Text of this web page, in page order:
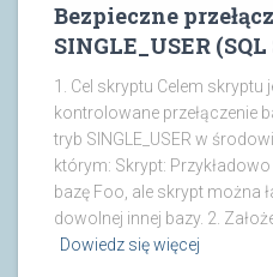
Bezpieczne
SINGLE_USER
1. Cel skryptu Celem skryptu
kontrolowane przełączenie
tryb SINGLE_USER w
którym: Skrypt:
bazę Foo, ale skrypt można
dowolnej innej bazy. 2.
Dowiedz się więcej